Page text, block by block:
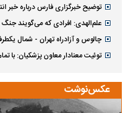
توضیح خبرگزاری فارس درباره
علم‌الهدی: افرادی که می‌گویند جنگ
چالوس و آزادراه تهران - شمال
توئیت معنادار معاون پزشکیان: با
عکس‌نوشت